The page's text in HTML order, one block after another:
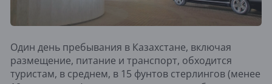
Один день пребывания в Казахстане, включая
размещение, питание и транспорт, обходится
туристам, в среднем, в 15 фунтов стерлингов (менее